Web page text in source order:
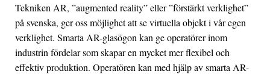
Tekniken AR, ”augmented reality” eller ”förstärkt verklighet”
på svenska, ger oss möjlighet att se virtuella objekt i vår egen
verklighet. Smarta AR-glasögon kan ge operatörer inom
industrin fördelar som skapar en mycket mer flexibel och
effektiv produktion. Operatören kan med hjälp av smarta AR-